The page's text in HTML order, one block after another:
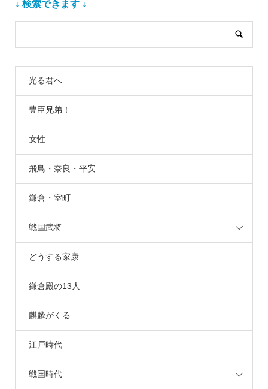
↓ 検索できます ↓
光る君へ
豊臣兄弟！
女性
飛鳥・奈良・平安
鎌倉・室町
戦国武将
どうする家康
鎌倉殿の13人
麒麟がくる
江戸時代
戦国時代